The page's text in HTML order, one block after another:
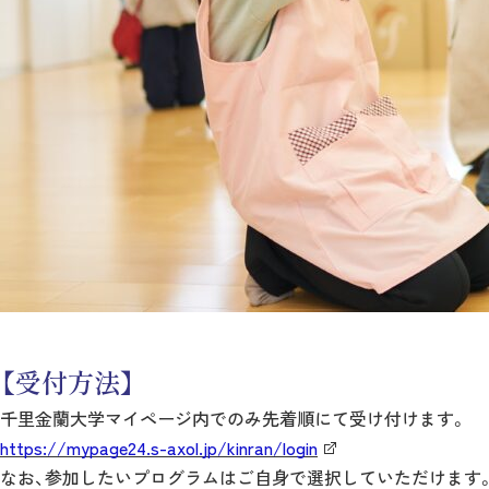
【受付方法】
千里金蘭大学マイページ内でのみ先着順にて受け付けます。
https://mypage24.s-axol.jp/kinran/login
なお、参加したいプログラムはご自身で選択していただけます